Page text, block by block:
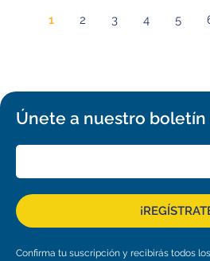
1 2 3 4 5
Únete a nuestro
Confirma tu suscripción y recibirás todos